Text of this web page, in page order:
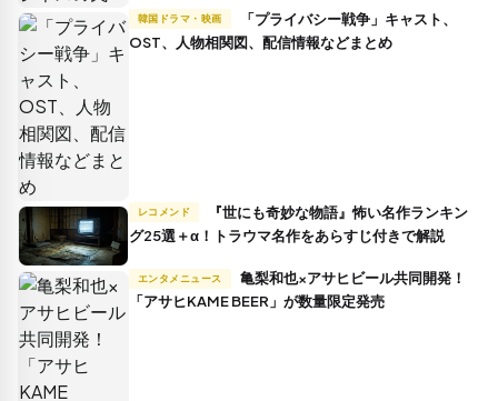
韓国ドラマ・映画
OST、人物相関図、配信情報などまとめ
レコメンド
グ25選＋α！トラウマ名作をあらすじ付きで解説
エンタメニュース
「アサヒKAME BEER」が数量限定発売